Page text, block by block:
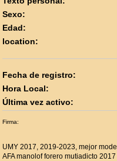
Sexo:
Edad:
location:
Fecha de registro:
Hora Local:
Última vez activo:
Firma:
UMY 2017, 2019-2023, mejor
AFA manolof forero mutiadicto